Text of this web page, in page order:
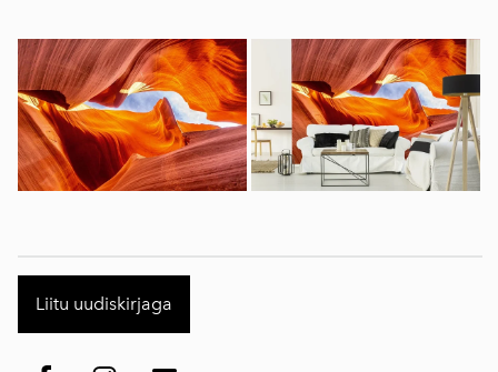
Liitu uudiskirjaga